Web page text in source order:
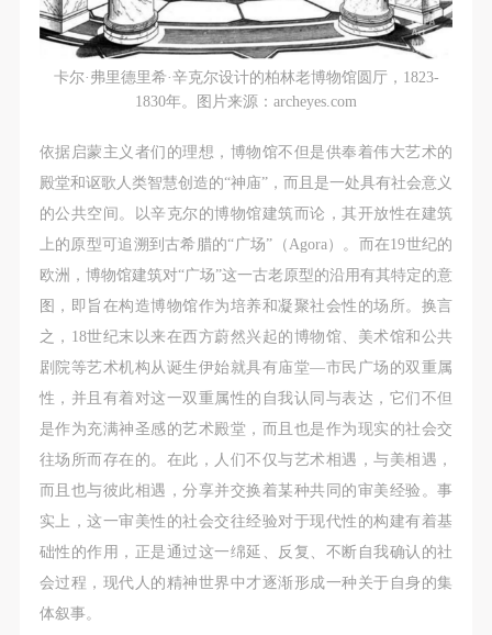
卡尔·弗里德里希·辛克尔设计的柏林老博物馆圆厅，1823-
1830年。图片来源：archeyes.com
依据启蒙主义者们的理想，博物馆不但是供奉着伟大艺术的
殿堂和讴歌人类智慧创造的“神庙”，而且是一处具有社会意义
的公共空间。以辛克尔的博物馆建筑而论，其开放性在建筑
上的原型可追溯到古希腊的“广场”（Agora）。而在19世纪的
欧洲，博物馆建筑对“广场”这一古老原型的沿用有其特定的意
图，即旨在构造博物馆作为培养和凝聚社会性的场所。换言
之，18世纪末以来在西方蔚然兴起的博物馆、美术馆和公共
剧院等艺术机构从诞生伊始就具有庙堂—市民广场的双重属
性，并且有着对这一双重属性的自我认同与表达，它们不但
是作为充满神圣感的艺术殿堂，而且也是作为现实的社会交
往场所而存在的。在此，人们不仅与艺术相遇，与美相遇，
而且也与彼此相遇，分享并交换着某种共同的审美经验。事
实上，这一审美性的社会交往经验对于现代性的构建有着基
础性的作用，正是通过这一绵延、反复、不断自我确认的社
会过程，现代人的精神世界中才逐渐形成一种关于自身的集
体叙事。
附则
（1）、本协议未尽事宜，经双方友好协商后可作为
本协议的补充协议，并不得违反相关法律法规规定。
（2）、本协议自甲乙双方签字（盖章）、勾选之日
（3）、本协议包括纸质档和电子档，纸质档—式二
份，甲乙双方各执一份，均具有同等法律效力。
活动参与者意味着接受并承担本协议的全部义务，未
同意者意味着放弃参加此次活动的权利。凡参加这次
活动前，必须事先与自己的家属沟通，取得家属同
意，同时知晓并同意本免责声明。参加者签名/勾选
后，视作其家属也已知晓并同意。
我已认真阅读上述条款，并且同意。
附则
（1）、本协议未尽事宜，经双方友好协商后可作为
本协议的补充协议，并不得违反相关法律法规规定。
（2）、本协议自甲乙双方签字（盖章）、勾选之日
（3）、本协议包括纸质档和电子档，纸质档—式二
份，甲乙双方各执一份，均具有同等法律效力。
活动参与者意味着接受并承担本协议的全部义务，未
同意者意味着放弃参加此次活动的权利。凡参加这次
活动前，必须事先与自己的家属沟通，取得家属同
意，同时知晓并同意本免责声明。参加者签名/勾选
后，视作其家属也已知晓并同意。
我已认真阅读上述条款，并且同意。
附则
（1）、本协议未尽事宜，经双方友好协商后可作为
本协议的补充协议，并不得违反相关法律法规规定。
（2）、本协议自甲乙双方签字（盖章）、勾选之日
（3）、本协议包括纸质档和电子档，纸质档—式二
份，甲乙双方各执一份，均具有同等法律效力。
活动参与者意味着接受并承担本协议的全部义务，未
同意者意味着放弃参加此次活动的权利。凡参加这次
活动前，必须事先与自己的家属沟通，取得家属同
意，同时知晓并同意本免责声明。参加者签名/勾选
后，视作其家属也已知晓并同意。
我已认真阅读上述条款，并且同意。